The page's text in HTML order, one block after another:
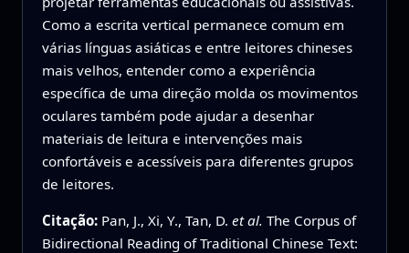
Como a escrita vertical permanece comum em
várias línguas asiáticas e entre leitores chineses
mais velhos, entender como a experiência
específica de uma direção molda os movimentos
oculares também pode ajudar a desenhar
materiais de leitura e intervenções mais
confortáveis e acessíveis para diferentes grupos
de leitores.
Citação: Pan, J., Xi, Y., Tan, D. et al. The Corpus of
Bidirectional Reading of Traditional Chinese Text: